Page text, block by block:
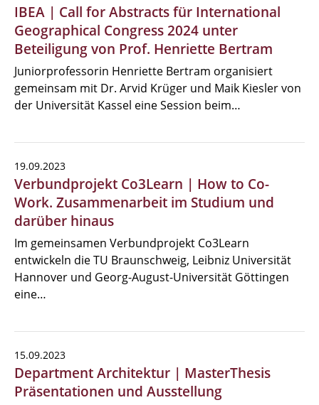
IBEA | Call for Abstracts für International
Geographical Congress 2024 unter
Beteiligung von Prof. Henriette Bertram
Juniorprofessorin Henriette Bertram organisiert
gemeinsam mit Dr. Arvid Krüger und Maik Kiesler von
der Universität Kassel eine Session beim…
19.09.2023
Verbundprojekt Co3Learn | How to Co-
Work. Zusammenarbeit im Studium und
darüber hinaus
Im gemeinsamen Verbundprojekt Co3Learn
entwickeln die TU Braunschweig, Leibniz Universität
Hannover und Georg-August-Universität Göttingen
eine…
15.09.2023
Department Architektur | MasterThesis
Präsentationen und Ausstellung